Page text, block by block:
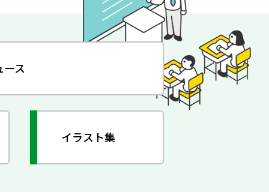
ース
イラスト集